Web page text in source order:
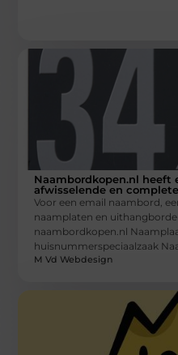
Naambordkopen.nl heeft
afwisselende en
Voor een email naambord,
naamplaten en
naambordkopen.nl
huisnummerspeciaalzaak
M Vd Webdesign